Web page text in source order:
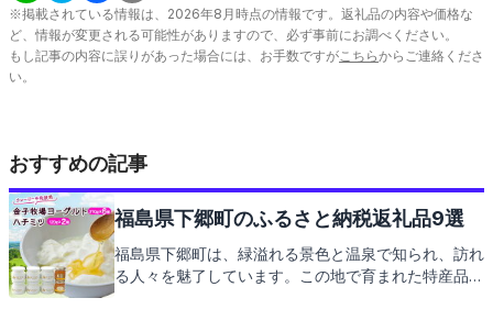
※掲載されている情報は、 2026年8 月時点の情報です。返礼品の内容や価格な
ど、情報が変更される可能性がありますので、必ず事前にお調べください。
もし記事の内容に誤りがあった場合には、お手数ですがこちらからご連絡くださ
い。
おすすめの記事
福島県下郷町のふるさと納税返礼品9選
福島県下郷町は、緑溢れる景色と温泉で知られ、訪れ
る人々を魅了しています。この地で育まれた特産品